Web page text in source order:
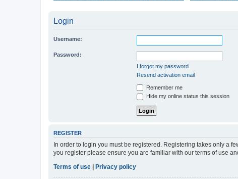
Login
Username:
Password:
I forgot my password
Resend activation email
Remember me
Hide my online status this session
REGISTER
In order to login you must be registered. Registering takes only a
you register please ensure you are familiar with our terms of use
Terms of use
Privacy policy